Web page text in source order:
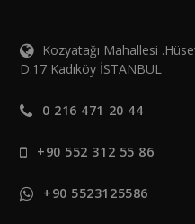
Kozyatağı Mahallesi
D:17 Kadıköy İSTANBUL
0 216 471 20 44
+90 552 312 55 86
+90 5523125586